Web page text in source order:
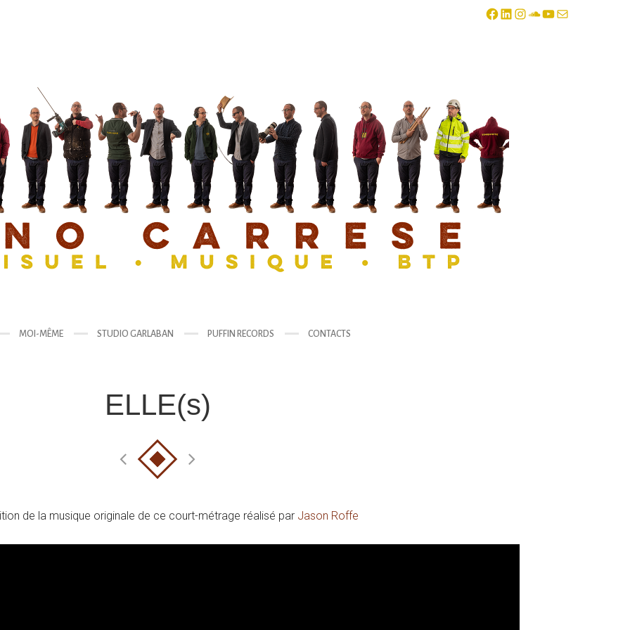
Facebook
LinkedIn
Instagram
SoundCloud
YouTube
E-mail
MOI-MÊME STUDIO GARLABAN PUFFIN RECORDS CONTACTS
ELLE(s)
de la musique originale de ce court-métrage réalisé par Jason Roffe